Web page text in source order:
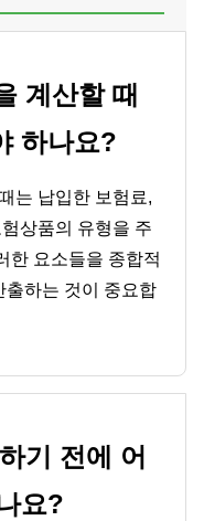
계산할 때
하나요?
는 납입한 보험료,
상품의 유형을 주
한 요소들을 종합적
출하는 것이 중요합
기 전에 어
요?